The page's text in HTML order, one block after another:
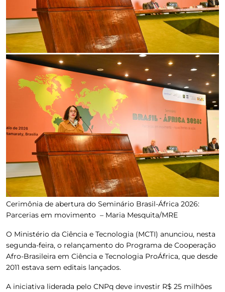
Cerimônia de abertura do Seminário Brasil-África 2026:
Parcerias em movimento – Maria Mesquita/MRE
O Ministério da Ciência e Tecnologia (MCTI) anunciou, nesta
segunda-feira, o relançamento do Programa de Cooperação
Afro-Brasileira em Ciência e Tecnologia ProÁfrica, que desde
2011 estava sem editais lançados.
A iniciativa liderada pelo CNPq deve investir R$ 25 milhões